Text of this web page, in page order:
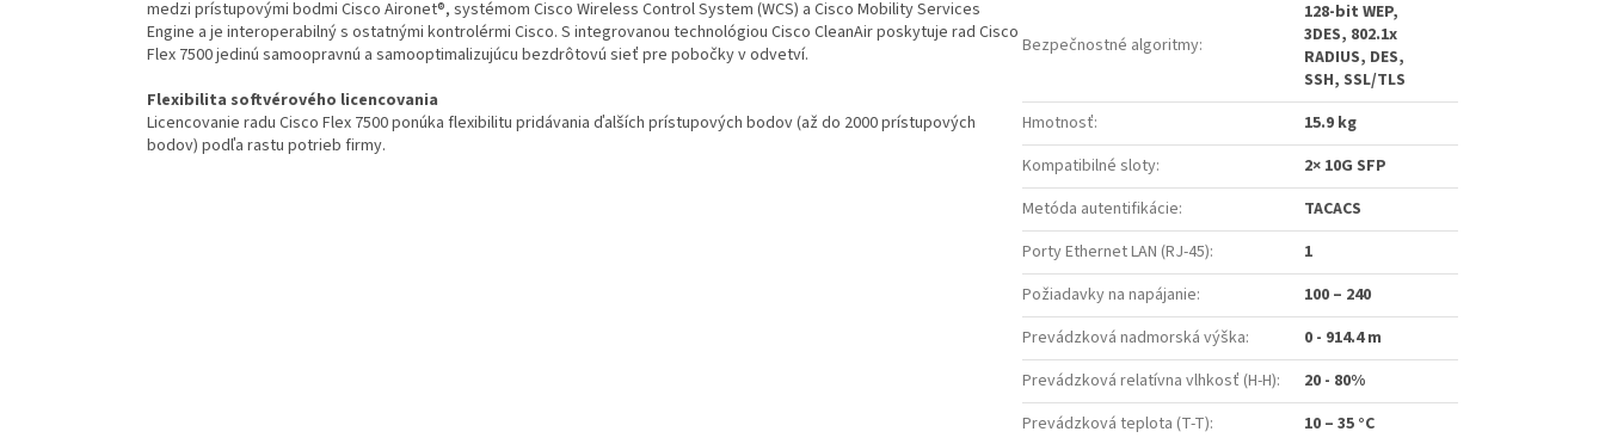
medzi prístupovými bodmi Cisco Aironet®, systémom Cisco Wireless Control System (WCS) a Cisco Mobility Services
Engine a je interoperabilný s ostatnými kontrolérmi Cisco. S integrovanou technológiou Cisco CleanAir poskytuje rad Cisco
Flex 7500 jedinú samoopravnú a samooptimalizujúcu bezdrôtovú sieť pre pobočky v odvetví.
Flexibilita softvérového licencovania
Licencovanie radu Cisco Flex 7500 ponúka flexibilitu pridávania ďalších prístupových bodov (až do 2000 prístupových
bodov) podľa rastu potrieb firmy.
Bezpečnostné algoritmy:
128-bit WEP,
3DES, 802.1x
RADIUS, DES,
SSH, SSL/TLS
Hmotnosť:
15.9 kg
Kompatibilné sloty:
2× 10G SFP
Metóda autentifikácie:
TACACS
Porty Ethernet LAN (RJ-45):
1
Požiadavky na napájanie:
100 – 240
Prevádzková nadmorská výška:
0 - 914.4 m
Prevádzková relatívna vlhkosť (H-H):
20 - 80%
Prevádzková teplota (T-T): 10 – 35 °C